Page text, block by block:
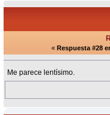
« Respuesta #28
Me parece lentísimo.